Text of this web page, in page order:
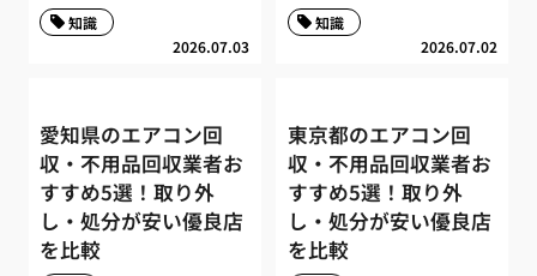
2026.07.03
知識
2026.07.02
知識
愛知県のエアコン回
収・不用品回収業者お
すすめ5選！取り外
し・処分が安い優良店
を比較
東京都のエアコン回
収・不用品回収業者お
すすめ5選！取り外
し・処分が安い優良店
を比較